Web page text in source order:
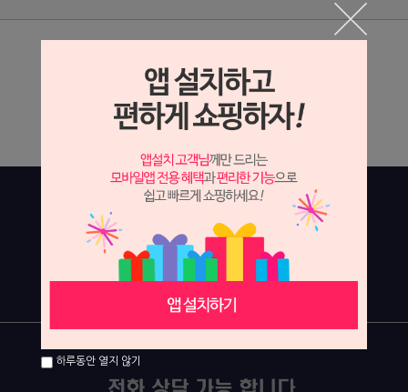
상세정보 새창 열기
상세 정보를 확대해 보실 수 있습니다.
하루동안 열지 않기